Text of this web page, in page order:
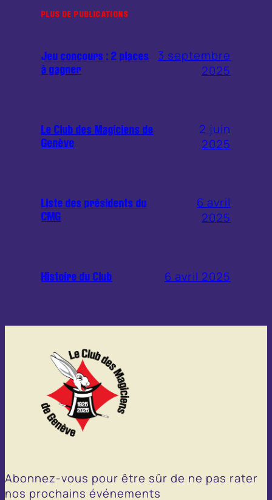
PLUS DE PUBLICATIONS
Jeu concours : 2 places
à gagner
3 septembre
2025
Le Club des Magiciens de
Genève
2 juin
2025
Liste des présidents du
CMG
6 avril
2025
Histoire du Club 6 avril 2025
Abonnez-vous pour être sûr de ne pas rater
nos prochains événements